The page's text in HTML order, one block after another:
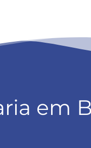
em